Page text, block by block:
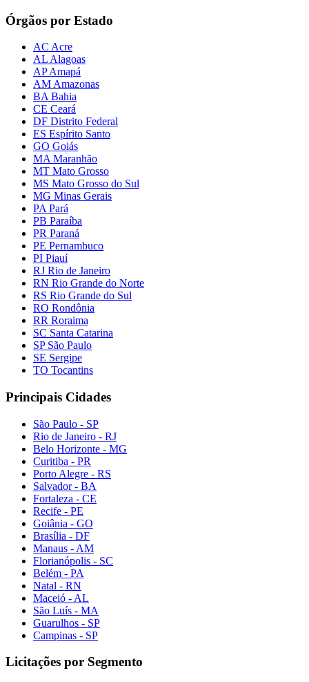
Órgãos por Estado
AC Acre
AL Alagoas
AP Amapá
AM Amazonas
BA Bahia
CE Ceará
DF Distrito Federal
ES Espírito Santo
GO Goiás
MA Maranhão
MT Mato Grosso
MS Mato Grosso do Sul
MG Minas Gerais
PA Pará
PB Paraíba
PR Paraná
PE Pernambuco
PI Piauí
RJ Rio de Janeiro
RN Rio Grande do Norte
RS Rio Grande do Sul
RO Rondônia
RR Roraima
SC Santa Catarina
SP São Paulo
SE Sergipe
TO Tocantins
Principais Cidades
São Paulo - SP
Rio de Janeiro - RJ
Belo Horizonte - MG
Curitiba - PR
Porto Alegre - RS
Salvador - BA
Fortaleza - CE
Recife - PE
Goiânia - GO
Brasília - DF
Manaus - AM
Florianópolis - SC
Belém - PA
Natal - RN
Maceió - AL
São Luís - MA
Guarulhos - SP
Campinas - SP
Licitações por Segmento